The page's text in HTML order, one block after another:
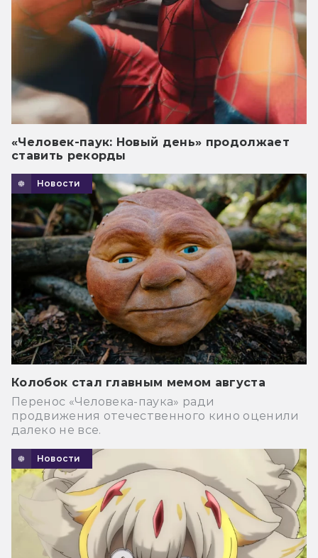
«Человек-паук: Новый день» продолжает
ставить рекорды
Новости
Колобок стал главным мемом августа
Перенос «Человека-паука» ради
продвижения отечественного кино оценили
далеко не все.
Новости